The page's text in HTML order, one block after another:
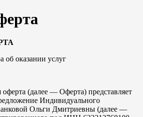
об оказании услуг
(далее — Оферта) представляет
Индивидуального
Ольги Дмитриевны (далее —